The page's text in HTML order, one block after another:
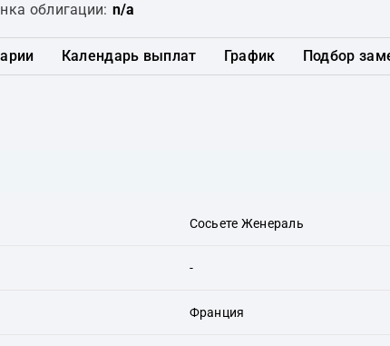
облигации: n/a
Календарь выплат График Подбор
Сосьете Женераль
-
Франция